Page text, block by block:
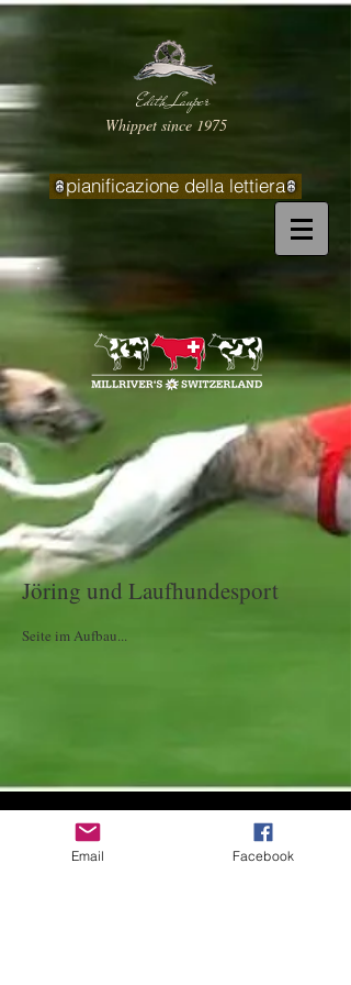
Edith Lauper
Whippet since 1975
pianificazione della lettiera
Jöring und Laufhundesport
Seite im Aufbau...
Email Facebook